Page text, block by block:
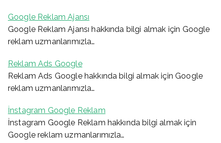
Google Reklam Ajansı
Google Reklam Ajansı hakkında bilgi almak için Google
reklam uzmanlarımızla…
Reklam Ads Google
Reklam Ads Google hakkında bilgi almak için Google
reklam uzmanlarımızla…
İnstagram Google Reklam
İnstagram Google Reklam hakkında bilgi almak için
Google reklam uzmanlarımızla…